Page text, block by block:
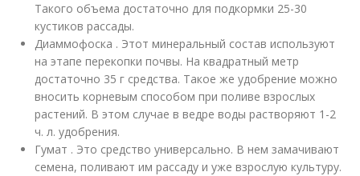
Такого объема достаточно для подкормки 25-30
кустиков рассады.
Диаммофоска . Этот минеральный состав используют
на этапе перекопки почвы. На квадратный метр
достаточно 35 г средства. Такое же удобрение можно
вносить корневым способом при поливе взрослых
растений. В этом случае в ведре воды растворяют 1-2
ч. л. удобрения.
Гумат . Это средство универсально. В нем замачивают
семена, поливают им рассаду и уже взрослую культуру.